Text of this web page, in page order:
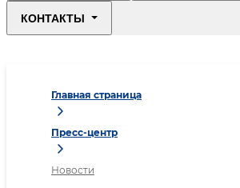
КОНТАКТЫ
Главная страница
Пресс-центр
Новости